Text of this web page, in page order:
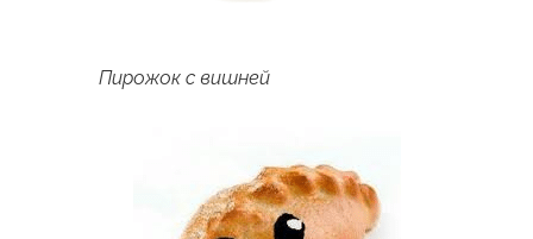
Пирожок с вишней